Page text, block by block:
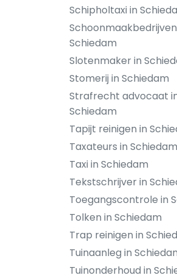
Schipholtaxi in
Schiedam
Slotenmaker in
Stomerij in Schiedam
Strafrecht advocaat
Schiedam
Tapijt reinigen in
Taxateurs in Schiedam
Taxi in Schiedam
Tekstschrijver in
Toegangscontrole in
Tolken in Schiedam
Trap reinigen in
Tuinaanleg in
Tuinonderhoud in